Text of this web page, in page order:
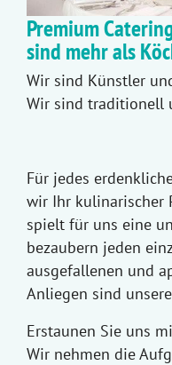
Premium
sind mehr als
Wir sind Künstler
Wir sind traditionell
Für jedes
wir Ihr kulinarischer
spielt für uns eine
bezaubern jeden
ausgefallenen und
Anliegen sind
Erstaunen Sie uns
Wir nehmen die